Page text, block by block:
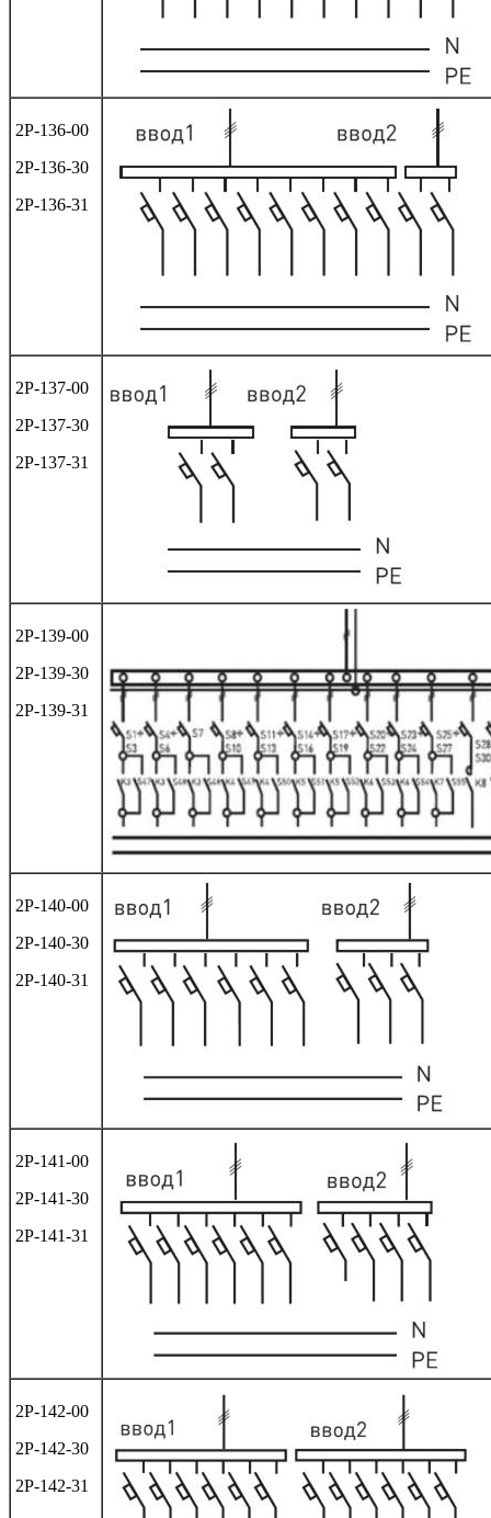
2Р-136-00
2Р-136-30
2Р-136-31
2Р-137-00
2Р-137-30
2Р-137-31
2Р-139-00
2Р-139-30
2Р-139-31
2Р-140-00
2Р-140-30
2Р-140-31
2Р-141-00
2Р-141-30
2Р-141-31
2Р-142-00
2Р-142-30
2Р-142-31